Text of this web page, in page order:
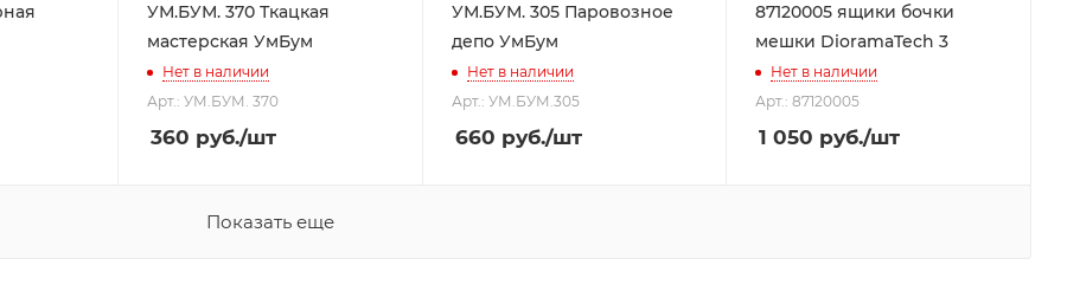
УМ.БУМ. 370 Ткацкая
мастерская УмБум
Нет в наличии
Арт.: УМ.БУМ. 370
360 руб./шт
УМ.БУМ. 305 Паровозное
депо УмБум
Нет в наличии
Арт.: УМ.БУМ.305
660 руб./шт
87120005 ящики бочки
мешки DioramaTech 3
Нет в наличии
Арт.: 87120005
1 050 руб./шт
Показать еще